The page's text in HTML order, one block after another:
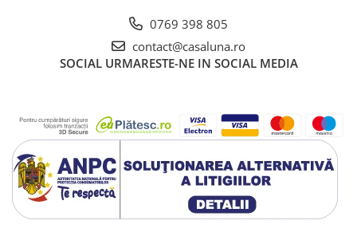
0769 398 805
contact@casaluna.ro
SOCIAL URMARESTE-NE IN SOCIAL MEDIA